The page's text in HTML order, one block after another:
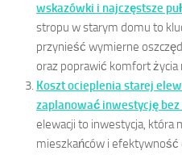
wskazówki i najczęstsze
stropu w starym domu to
przynieść wymierne
oraz poprawić komfort życia
Koszt ocieplenia starej
zaplanować inwestycję
elewacji to inwestycja, która
mieszkańców i